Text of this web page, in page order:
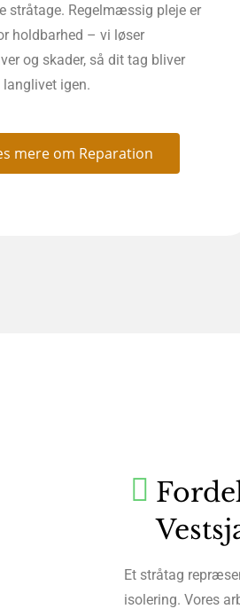
stråtage. Regelmæssig pleje er
holdbarhed – vi løser
og skader, så dit tag bliver
igen.
mere om Reparation
Et stråtag
isolering. Vores